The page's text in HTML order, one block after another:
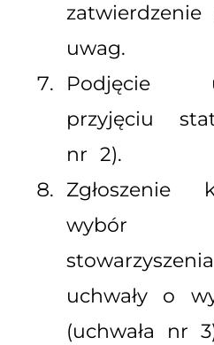
uwag.
Podjęcie
przyjęciu
nr 2).
Zgłoszenie
wybór
uchwały o
(uchwała nr